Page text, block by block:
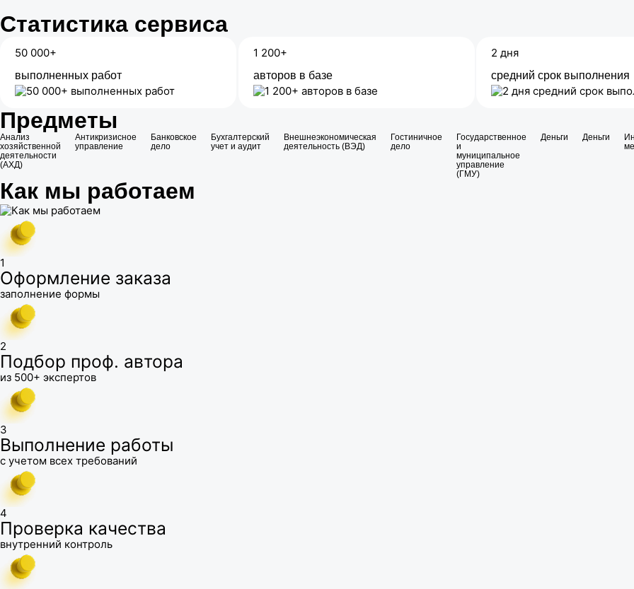
Статистика сервиса
50 000+
выполненных работ
1 200+
авторов в базе
2 дня
средний срок выполнения
Предметы
Анализ
хозяйственной
деятельности
(АХД)
Антикризисное
управление
Банковское
дело
Бухгалтерский
учет и аудит
Внешнеэкономическая
деятельность (ВЭД)
Гостиничное
дело
Государственное
и
муниципальное
управление
(ГМУ)
Деньги Деньги
Как мы работаем
1
Оформление заказа
заполнение формы
2
Подбор проф. автора
из 500+ экспертов
3
Выполнение работы
с учетом всех требований
4
Проверка качества
внутренний контроль